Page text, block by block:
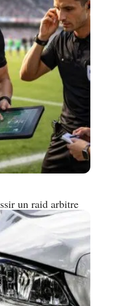
un raid arbitre